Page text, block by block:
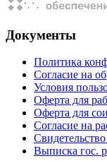
Документы
Политика
Согласие на
Условия
Оферта для
Оферта для
Согласие на
Выписка гос.